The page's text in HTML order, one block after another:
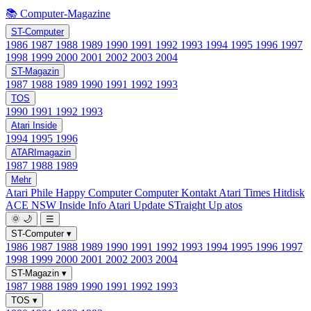
📚 Computer-Magazine
ST-Computer
1986 1987 1988 1989 1990 1991 1992 1993 1994 1995 1996 1997
1998 1999 2000 2001 2002 2003 2004
ST-Magazin
1987 1988 1989 1990 1991 1992 1993
TOS
1990 1991 1992 1993
Atari Inside
1994 1995 1996
ATARImagazin
1987 1988 1989
Mehr
Atari Phile Happy ComputerComputer Kontakt Atari Times Hitdisk
ACE NSW Inside Info Atari Update STraight Up atos
🌞 🌙
☰
ST-Computer ▾
1986 1987 1988 1989 1990 1991 1992 1993 1994 1995 1996 1997
1998 1999 2000 2001 2002 2003 2004
ST-Magazin ▾
1987 1988 1989 1990 1991 1992 1993
TOS ▾